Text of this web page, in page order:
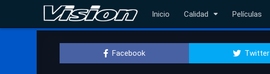
Inicio Calidad Películas
Facebook Twitter